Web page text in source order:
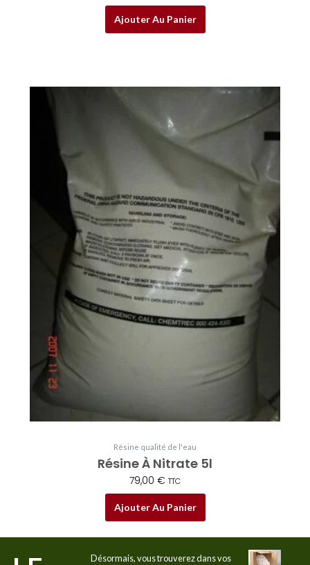
Ajouter Au Panier
Résine qualité de l'eau
Résine À Nitrate 5l
79,00 € TTC
Ajouter Au Panier
Désormais, vous trouverez dans vos